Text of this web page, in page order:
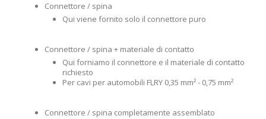
Connettore / spina
Qui viene fornito solo il connettore puro
Connettore / spina + materiale di contatto
Qui forniamo il connettore e il materiale di contatto
richiesto
Per cavi per automobili FLRY 0,35 mm² - 0,75 mm²
Connettore / spina completamente assemblato